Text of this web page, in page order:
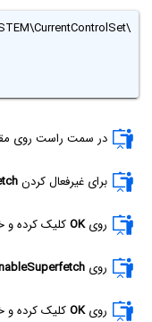
در سمت راست روی
برای غیرفعال کردن
رویOKکلیک کرده و
روی
رویOKکلیک کرده و